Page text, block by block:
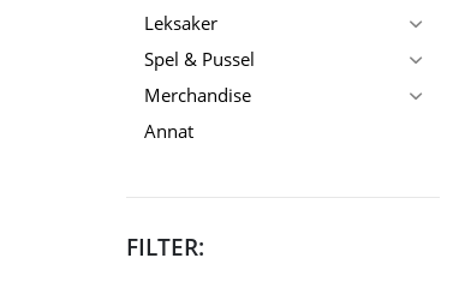
Leksaker
Spel & Pussel
Merchandise
Annat
FILTER: